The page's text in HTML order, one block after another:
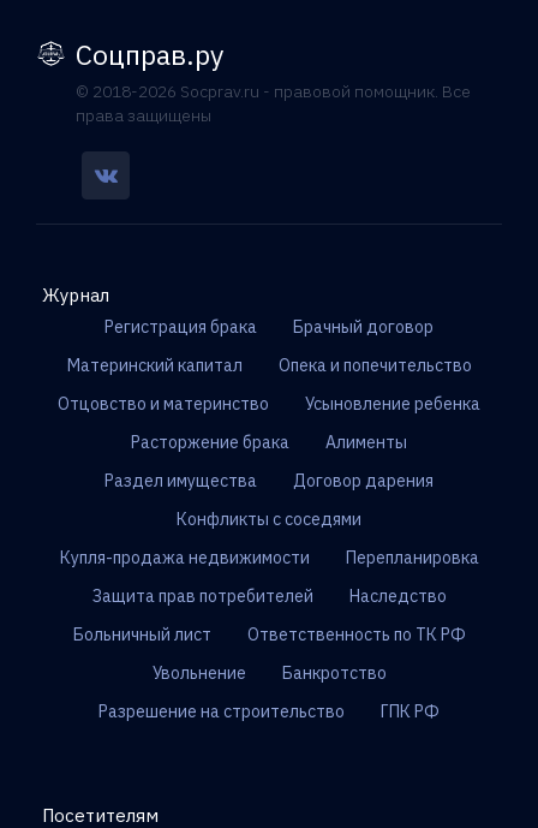
Соцправ.ру
© 2018-2026 Socprav.ru - правовой помощник. Все
права защищены
Журнал
Регистрация брака
Брачный договор
Материнский капитал
Опека и попечительство
Отцовство и материнство
Усыновление ребенка
Расторжение брака
Алименты
Раздел имущества
Договор дарения
Конфликты с соседями
Купля-продажа недвижимости
Перепланировка
Защита прав потребителей
Наследство
Больничный лист
Ответственность по ТК РФ
Увольнение
Банкротство
Разрешение на строительство
ГПК РФ
Посетителям